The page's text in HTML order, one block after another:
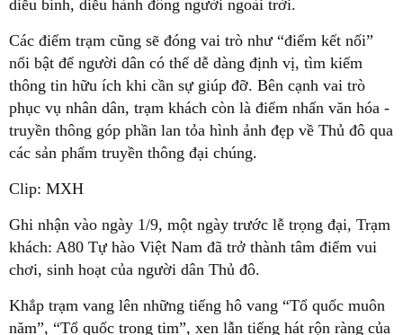
diễu binh, diễu hành đông người ngoài trời.
Các điểm trạm cũng sẽ đóng vai trò như “điểm kết nối”
nổi bật để người dân có thể dễ dàng định vị, tìm kiếm
thông tin hữu ích khi cần sự giúp đỡ. Bên cạnh vai trò
phục vụ nhân dân, trạm khách còn là điểm nhấn văn hóa -
truyền thông góp phần lan tỏa hình ảnh đẹp về Thủ đô qua
các sản phẩm truyền thông đại chúng.
Clip: MXH
Ghi nhận vào ngày 1/9, một ngày trước lễ trọng đại, Trạm
khách: A80 Tự hào Việt Nam đã trở thành tâm điểm vui
chơi, sinh hoạt của người dân Thủ đô.
Khắp trạm vang lên những tiếng hô vang “Tổ quốc muôn
năm”, “Tổ quốc trong tim”, xen lẫn tiếng hát rộn ràng của